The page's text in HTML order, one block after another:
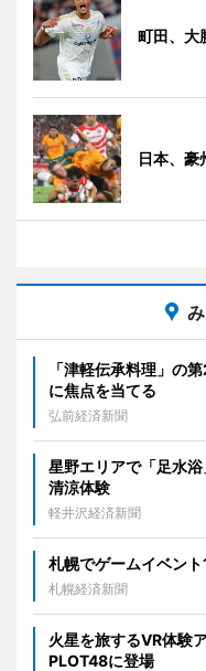
町田、
日本、
「津軽伝承料理」の
に焦点を当てる
弘前経済新聞
星野エリアで「足水
清涼体験
軽井沢経済新聞
札幌でゲームイベン
札幌経済新聞
火星を旅するVR体験
PLOT48に登場